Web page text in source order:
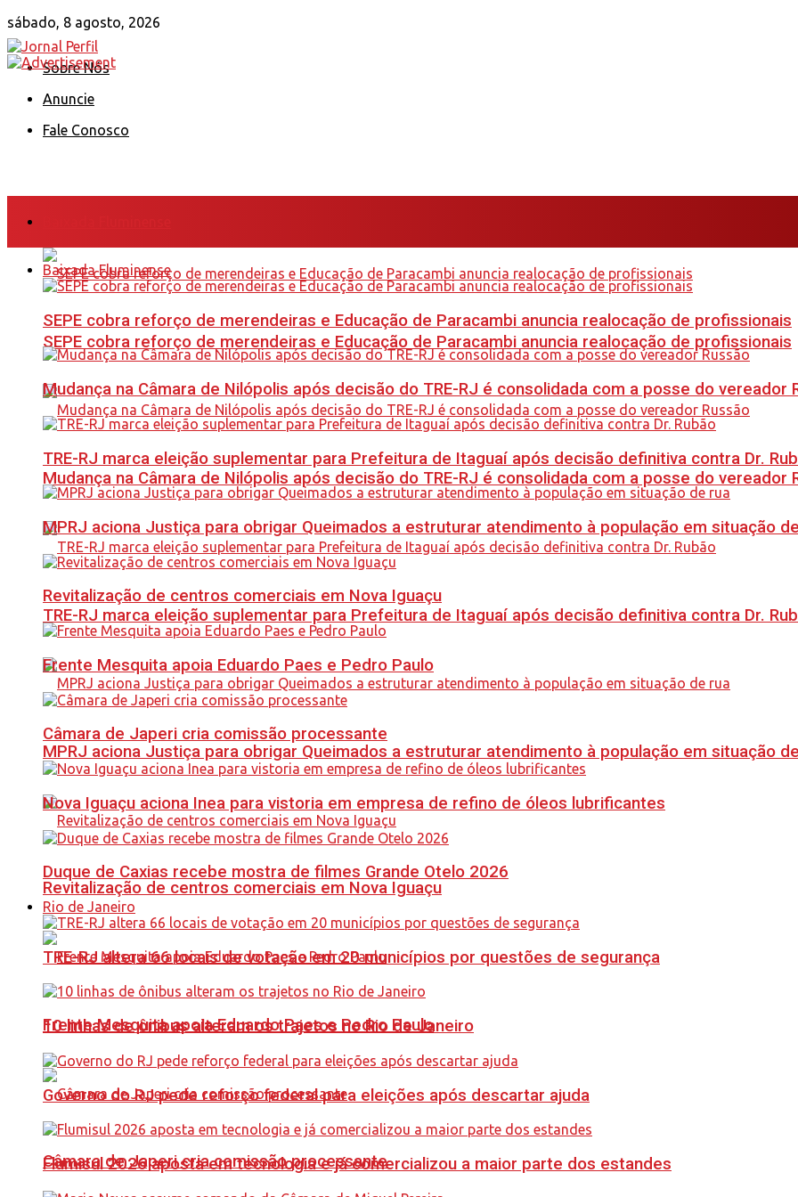
sábado, 8 agosto, 2026
Sobre Nós
Anuncie
Fale Conosco
SEPE cobra reforço de merendeiras e Educação de Paracambi anuncia realocação de profissionais
Mudança na Câmara de Nilópolis após decisão do TRE-RJ é consolidada com a posse do vereador
TRE-RJ marca eleição suplementar para Prefeitura de Itaguaí após decisão definitiva contra Dr.
MPRJ aciona Justiça para obrigar Queimados a estruturar atendimento à população em situação
Revitalização de centros comerciais em Nova Iguaçu
Frente Mesquita apoia Eduardo Paes e Pedro Paulo
Câmara de Japeri cria comissão processante
Baixada Fluminense
SEPE cobra reforço de merendeiras e Educação de Paracambi anuncia realocação de profissionais
Mudança na Câmara de Nilópolis após decisão do TRE-RJ é consolidada com a posse do vereador
TRE-RJ marca eleição suplementar para Prefeitura de Itaguaí após decisão definitiva contra Dr.
MPRJ aciona Justiça para obrigar Queimados a estruturar atendimento à população em situação
Revitalização de centros comerciais em Nova Iguaçu
Frente Mesquita apoia Eduardo Paes e Pedro Paulo
Câmara de Japeri cria comissão processante
Nova Iguaçu aciona Inea para vistoria em empresa de refino de óleos lubrificantes
Duque de Caxias recebe mostra de filmes Grande Otelo 2026
Rio de Janeiro
TRE-RJ altera 66 locais de votação em 20 municípios por questões de segurança
10 linhas de ônibus alteram os trajetos no Rio de Janeiro
Governo do RJ pede reforço federal para eleições após descartar ajuda
Flumisul 2026 aposta em tecnologia e já comercializou a maior parte dos estandes